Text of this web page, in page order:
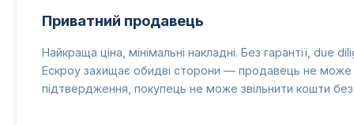
Приватний продавець
Найкраща ціна, мінімальні накладні. Без гарантії, due
Ескроу захищає обидві сторони — продавець не може
підтвердження, покупець не може звільнити кошти